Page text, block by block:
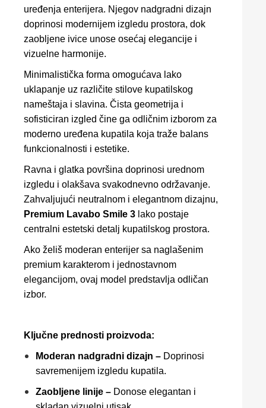
uređenja enterijera. Njegov nadgradni dizajn
doprinosi modernijem izgledu prostora, dok
zaobljene ivice unose osećaj elegancije i
vizuelne harmonije.
Minimalistička forma omogućava lako
uklapanje uz različite stilove kupatilskog
nameštaja i slavina. Čista geometrija i
sofisticiran izgled čine ga odličnim izborom za
moderno uređena kupatila koja traže balans
funkcionalnosti i estetike.
Ravna i glatka površina doprinosi urednom
izgledu i olakšava svakodnevno održavanje.
Zahvaljujući neutralnom i elegantnom dizajnu,
Premium Lavabo Smile 3 lako postaje
centralni estetski detalj kupatilskog prostora.
Ako želiš moderan enterijer sa naglašenim
premium karakterom i jednostavnom
elegancijom, ovaj model predstavlja odličan
izbor.
Ključne prednosti proizvoda:
Moderan nadgradni dizajn – Doprinosi
savremenijem izgledu kupatila.
Zaobljene linije – Donose elegantan i